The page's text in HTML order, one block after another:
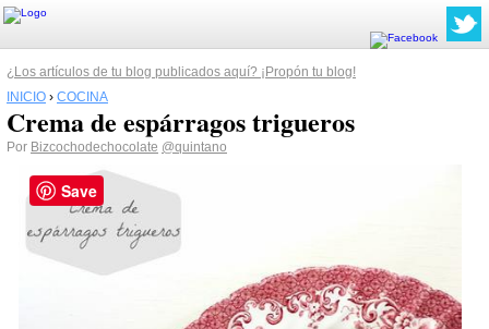
¿Los artículos de tu blog publicados aquí? ¡Propón tu blog!
INICIO › COCINA
Crema de espárragos trigueros
Por Bizcochodechocolate @quintano
Save